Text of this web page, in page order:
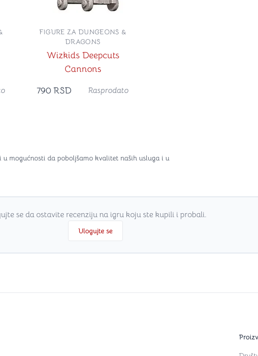
Wizkids Deepcuts
Cannons
FIGURE ZA DUNGEONS &
DRAGONS
790 RSD Rasprodato
mogućnosti da poboljšamo kvalitet naših usluga i u
se da ostavite recenziju na igru koju ste kupili i probali.
Ulogujte se